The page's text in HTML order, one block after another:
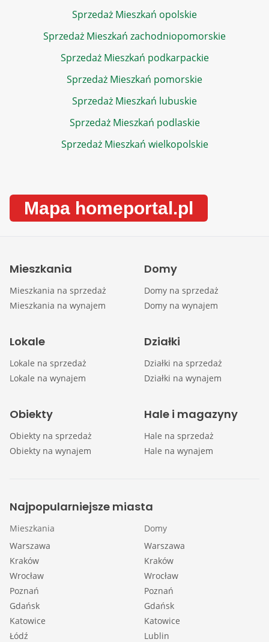
Sprzedaż Mieszkań opolskie
Sprzedaż Mieszkań zachodniopomorskie
Sprzedaż Mieszkań podkarpackie
Sprzedaż Mieszkań pomorskie
Sprzedaż Mieszkań lubuskie
Sprzedaż Mieszkań podlaskie
Sprzedaż Mieszkań wielkopolskie
Mapa homeportal.pl
Mieszkania
Mieszkania na sprzedaż
Mieszkania na wynajem
Domy
Domy na sprzedaż
Domy na wynajem
Lokale
Lokale na sprzedaż
Lokale na wynajem
Działki
Działki na sprzedaż
Działki na wynajem
Obiekty
Obiekty na sprzedaż
Obiekty na wynajem
Hale i magazyny
Hale na sprzedaż
Hale na wynajem
Najpopularniejsze miasta
Mieszkania
Warszawa
Kraków
Wrocław
Poznań
Gdańsk
Katowice
Łódź
Domy
Warszawa
Kraków
Wrocław
Poznań
Gdańsk
Katowice
Lublin